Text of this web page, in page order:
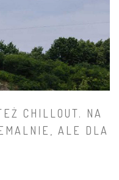
CHILLOUT. NA
ALE DLA